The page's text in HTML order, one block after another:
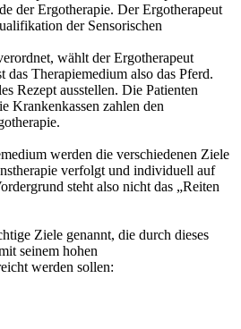
der Ergotherapie. Der Ergotherapeut
der Sensorischen
wählt der Ergotherapeut
das Therapiemedium also das Pferd.
Rezept ausstellen. Die Patienten
Krankenkassen zahlen den
werden die verschiedenen Ziele
verfolgt und individuell auf
steht also nicht das „Reiten
Ziele genannt, die durch dieses
seinem hohen
werden sollen: